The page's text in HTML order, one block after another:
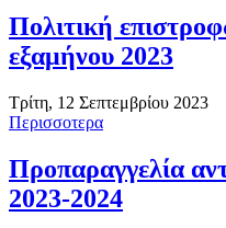
Πολιτική
εξαμήνου 2023
Τρίτη, 12 Σεπτεμβρίου 2023
Περισσοτερα
Προπαραγγελία
2023-2024